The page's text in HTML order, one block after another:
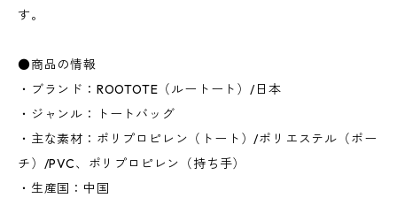
す。
●商品の情報
・ブランド：ROOTOTE（ルートート）/日本
・ジャンル：トートバッグ
・主な素材：ポリプロピレン（トート）/ポリエステル（ポー
チ）/PVC、ポリプロピレン（持ち手）
・生産国：中国